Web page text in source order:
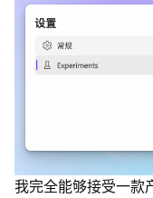
我完全能够接受一款